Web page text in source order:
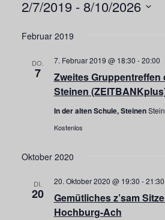
Veranstaltungen
2/7/2019 - 8/10/2026
wählen.
Februar 2019
DO.
7
Zweites Gruppentreffen
Steinen
7. Februar 2019 @ 18:30 -20:00
In der alten Schule, Steinen
Kostenlos
Oktober 2020
DI.
20
Gemütliches z’sam
Hochburg-Ach
20. Oktober 2020 @ 19:30 -21:30